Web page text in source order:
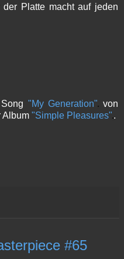
der Platte macht auf jeden
"My Generation"von
Album "Simple Pleasures" .
#65